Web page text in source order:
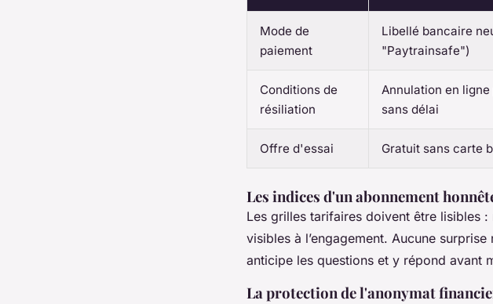
Mode de
paiement
Libellé bancaire
"Paytrainsafe")
Conditions de
résiliation
Annulation en ligne
sans délai
Offre d'essai Gratuit sans carte
Les indices d'un abonnement
Les grilles tarifaires doivent être lisibles
visibles à l’engagement. Aucune
anticipe les questions et y répond avant
La protection de l'anonymat